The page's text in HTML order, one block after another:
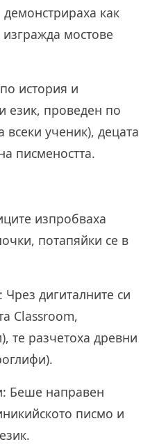
как
мостове
история и
език, проведен по
всеки ученик), децата
писмеността.
изпробваха
потапяйки се в
Чрез дигиталните си
Classroom,
те разчетоха древни
Беше направен
писмо и